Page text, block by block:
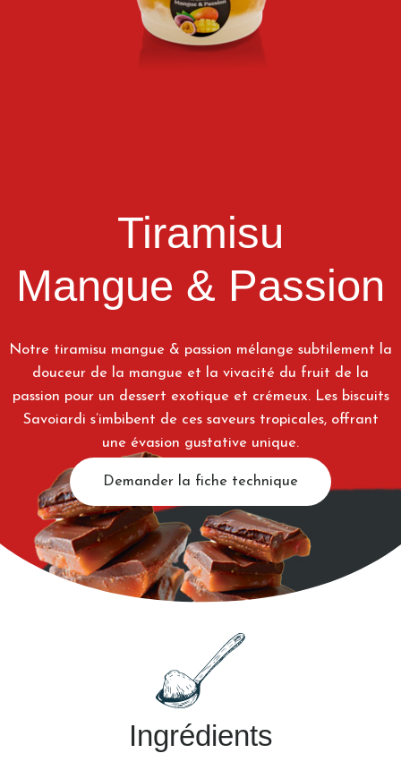
Tiramisu
Mangue & Passion
Notre tiramisu mangue & passion mélange subtilement la
douceur de la mangue et la vivacité du fruit de la
passion pour un dessert exotique et crémeux. Les biscuits
Savoiardi s’imbibent de ces saveurs tropicales, offrant
une évasion gustative unique.
Demander la fiche technique
Ingrédients